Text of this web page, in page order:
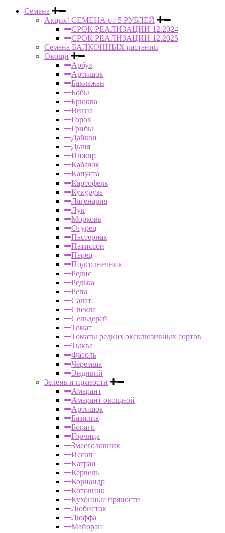
Семена
Акция! СЕМЕНА от 5 РУБЛЕЙ
СРОК РЕАЛИЗАЦИИ 12.2024
СРОК РЕАЛИЗАЦИИ 12.2025
Семена БАЛКОННЫХ растений
Овощи
Арбуз
Артишок
Баклажан
Бобы
Брюква
Вигна
Горох
Грибы
Дайкон
Дыня
Инжир
Кабачок
Капуста
Картофель
Кукуруза
Лагенария
Лук
Морковь
Огурец
Пастернак
Патиссон
Перец
Подсолнечник
Редис
Редька
Репа
Салат
Свекла
Сельдерей
Томат
Томаты редких эксклюзивных сортов
Тыква
Фасоль
Черемша
Эндивий
Зелень и пряности
Амарант
Амарант овощной
Артишок
Базилик
Бораго
Горчица
Змееголовник
Иссоп
Катран
Кервель
Кориандр
Котовник
Кухонные пряности
Любисток
Люффа
Майоран